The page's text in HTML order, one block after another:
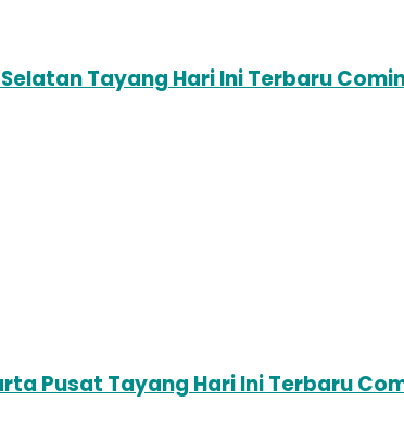
Tayang Hari Ini Terbaru
Pusat Tayang Hari Ini Terbaru